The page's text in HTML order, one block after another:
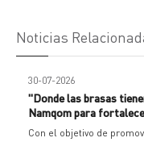
Noticias
30-07-2026
"Donde las brasas
Namqom para
Con el objetivo de